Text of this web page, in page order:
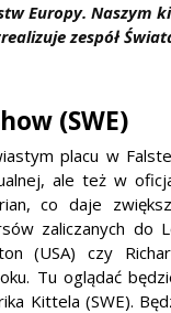
Europy. Naszym
zespół
(SWE)
placu w
ale też w
co daje
zaliczanych do
(USA) czy
Tu oglądać
Kittela (SWE).